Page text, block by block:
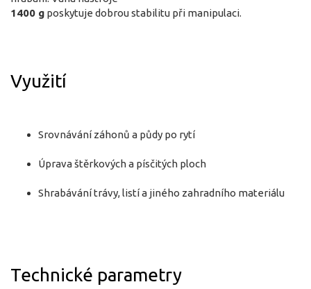
1400 g poskytuje dobrou stabilitu při manipulaci.
Využití
Srovnávání záhonů a půdy po rytí
Úprava štěrkových a písčitých ploch
Shrabávání trávy, listí a jiného zahradního materiálu
Technické parametry